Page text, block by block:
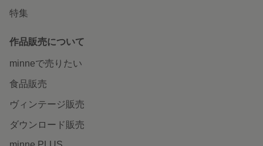
特集
作品販売について
minneで売りたい
食品販売
ヴィンテージ販売
ダウンロード販売